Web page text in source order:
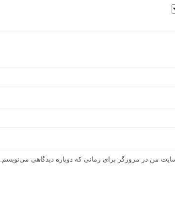
من در مرورگر برای زمانی که دوباره دیدگاهی می‌نویسم.